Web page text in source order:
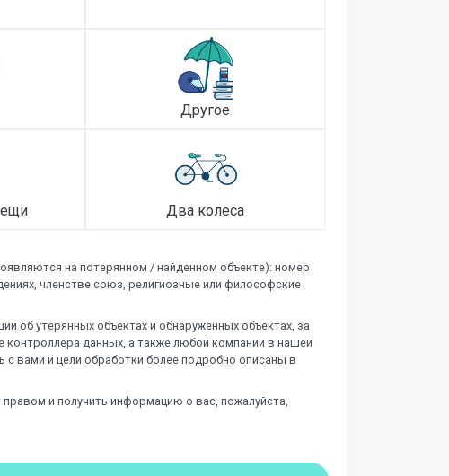
Другое
Два колеса
на потерянном / найденном объекте): номер
членстве союз, религиозные или философские
об утерянных объектах и ​​обнаруженных объектах, за
контроллера данных, а также любой компании в нашей
с вами и цели обработки более подробно описаны в
и получить информацию о вас, пожалуйста,